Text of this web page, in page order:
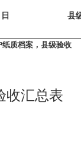
级农村危
质档案，县级验收
收汇总表